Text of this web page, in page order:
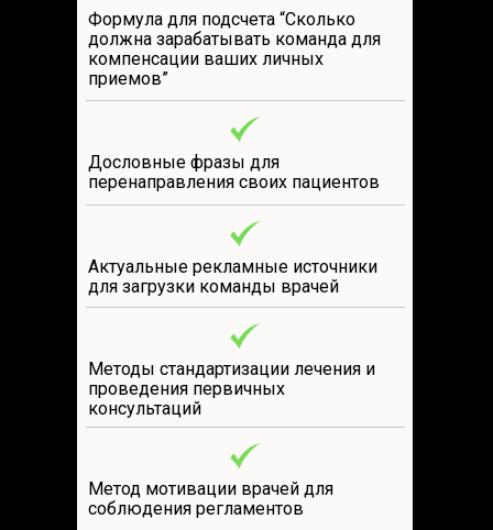
Формула для подсчета “Сколько
должна зарабатывать команда для
компенсации ваших личных
приемов”
Дословные фразы для
перенаправления своих пациентов
Актуальные рекламные источники
для загрузки команды врачей
Методы стандартизации лечения и
проведения первичных
консультаций
Метод мотивации врачей для
соблюдения регламентов